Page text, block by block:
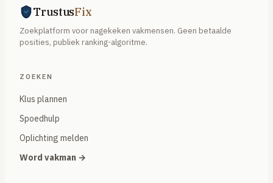
TrustusFix
Zoekplatform voor nagekeken vakmensen. Geen betaalde
posities, publiek ranking-algoritme.
ZOEKEN
Klus plannen
Spoedhulp
Oplichting melden
Word vakman →